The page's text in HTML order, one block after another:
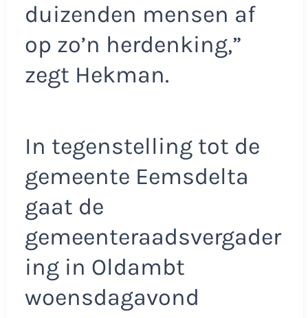
duizenden mensen af
op zo’n herdenking,”
zegt Hekman.
In tegenstelling tot de
gemeente Eemsdelta
gaat de
gemeenteraadsvergader
ing in Oldambt
woensdagavond